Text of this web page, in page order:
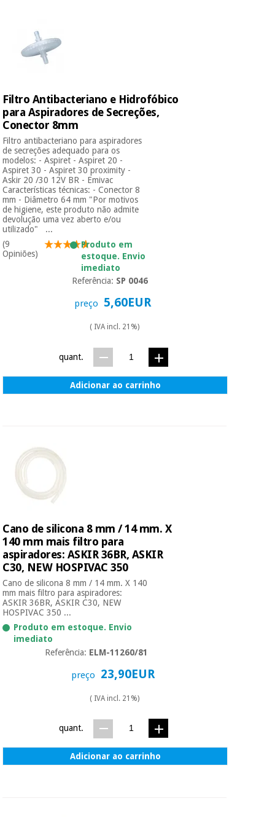
Filtro Antibacteriano e Hidrofóbico
para Aspiradores de Secreções,
Conector 8mm
Filtro antibacteriano para aspiradores
de secreções adequado para os
modelos: - Aspiret - Aspiret 20 -
Aspiret 30 - Aspiret 30 proximity -
Askir 20 /30 12V BR - Emivac
Características técnicas: - Conector 8
mm - Diâmetro 64 mm "Por motivos
de higiene, este produto não admite
devolução uma vez aberto e/ou
utilizado" ...
(9
Opiniões)
Produto em
estoque. Envio
imediato
Referência: SP 0046
preço 5,60EUR
( IVA incl. 21%)
quant.
Adicionar ao carrinho
Cano de silicona 8 mm / 14 mm. X
140 mm mais filtro para
aspiradores: ASKIR 36BR, ASKIR
C30, NEW HOSPIVAC 350
Cano de silicona 8 mm / 14 mm. X 140
mm mais filtro para aspiradores:
ASKIR 36BR, ASKIR C30, NEW
HOSPIVAC 350 ...
Produto em estoque. Envio
imediato
Referência: ELM-11260/81
preço 23,90EUR
( IVA incl. 21%)
quant.
Adicionar ao carrinho